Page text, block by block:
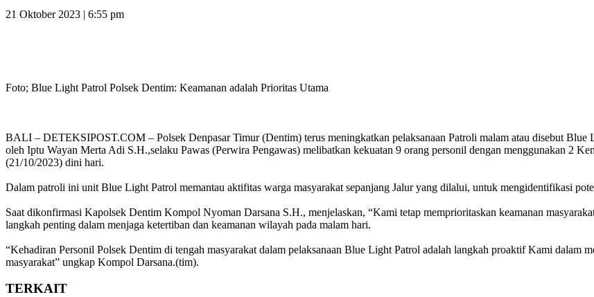
21 Oktober 2023 | 6:55 pm
Foto; Blue Light Patrol Polsek Dentim: Keamanan adalah Prioritas Utama
BALI – DETEKSIPOST.COM – Polsek Denpasar Timur (Dentim) terus meningkatkan pelaksanaan Patroli malam atau disebut
oleh Iptu Wayan Merta Adi S.H.,selaku Pawas (Perwira Pengawas) melibatkan kekuatan 9 orang personil dengan menggunakan 2
(21/10/2023) dini hari.
Dalam patroli ini unit Blue Light Patrol memantau aktifitas warga masyarakat sepanjang Jalur yang dilalui, untuk mengidentifikasi
Saat dikonfirmasi Kapolsek Dentim Kompol Nyoman Darsana S.H., menjelaskan, “Kami tetap memprioritaskan keamanan
langkah penting dalam menjaga ketertiban dan keamanan wilayah pada malam hari.
“Kehadiran Personil Polsek Dentim di tengah masyarakat dalam pelaksanaan Blue Light Patrol adalah langkah proaktif Kami dalam
masyarakat” ungkap Kompol Darsana.(tim).
TERKAIT